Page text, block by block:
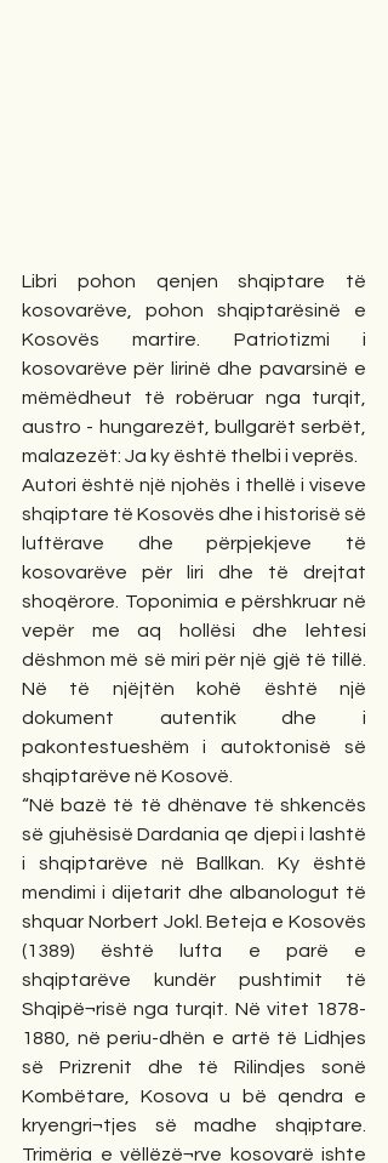
Libri pohon qenjen shqiptare të
kosovarëve, pohon shqiptarësinë e
Kosovës martire. Patriotizmi i
kosovarëve për lirinë dhe pavarsinë e
mëmëdheut të robëruar nga turqit,
austro - hungarezët, bullgarët serbët,
malazezët: Ja ky është thelbi i veprës.
Autori është një njohës i thellë i viseve
shqiptare të Kosovës dhe i historisë së
luftërave dhe përpjekjeve të
kosovarëve për liri dhe të drejtat
shoqërore. Toponimia e përshkruar në
vepër me aq hollësi dhe lehtesi
dëshmon më së miri për një gjë të tillë.
Në të njëjtën kohë është një
dokument autentik dhe i
pakontestueshëm i autoktonisë së
shqiptarëve në Kosovë.
“Në bazë të të dhënave të shkencës
së gjuhësisë Dardania qe djepi i lashtë
i shqiptarëve në Ballkan. Ky është
mendimi i dijetarit dhe albanologut të
shquar Norbert Jokl. Beteja e Kosovës
(1389) është lufta e parë e
shqiptarëve kundër pushtimit të
Shqipë¬risë nga turqit. Në vitet 1878-
1880, në periu-dhën e artë të Lidhjes
së Prizrenit dhe të Rilindjes sonë
Kombëtare, Kosova u bë qendra e
kryengri¬tjes së madhe shqiptare.
Trimëria e vëllëzë¬rve kosovarë ishte